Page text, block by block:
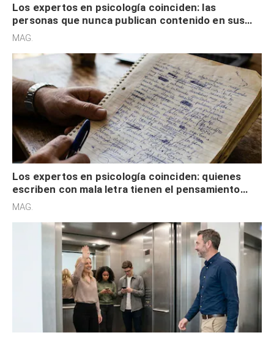
Los expertos en psicología coinciden: las
personas que nunca publican contenido en sus
redes sociales no pretenden buscar validación
MAG.
Los expertos en psicología coinciden: quienes
escriben con mala letra tienen el pensamiento
acelerado y no lo hacen por desinterés
MAG.